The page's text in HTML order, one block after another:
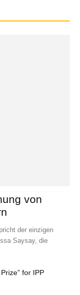
von
der einzigen
Saysay, die
for IPP